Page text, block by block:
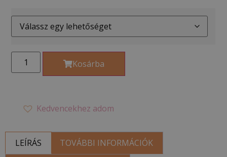
Kosárba
Kedvencekhez adom
LEÍRÁS
TOVÁBBI INFORMÁCIÓK